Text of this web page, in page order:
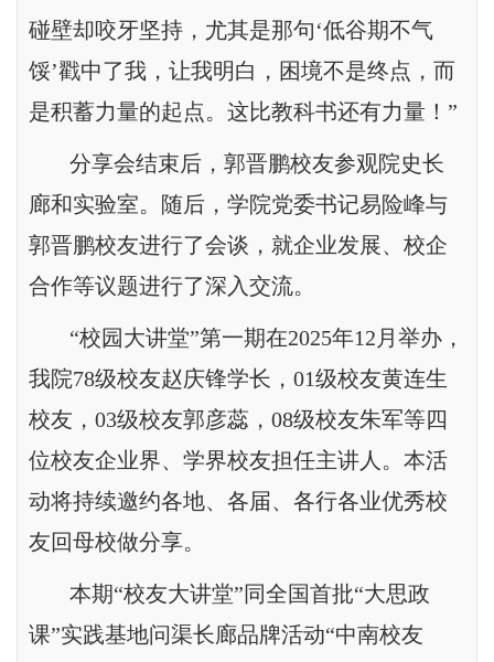
碰壁却咬牙坚持，尤其是那句‘低谷期不气
馁’戳中了我，让我明白，困境不是终点，而
是积蓄力量的起点。这比教科书还有力量！”
分享会结束后，郭晋鹏校友参观院史长
廊和实验室。随后，学院党委书记易险峰与
郭晋鹏校友进行了会谈，就企业发展、校企
合作等议题进行了深入交流。
“校园大讲堂”第一期在2025年12月举办，
我院78级校友赵庆锋学长，01级校友黄连生
校友，03级校友郭彦蕊，08级校友朱军等四
位校友企业界、学界校友担任主讲人。本活
动将持续邀约各地、各届、各行各业优秀校
友回母校做分享。
本期“校友大讲堂”同全国首批“大思政
课”实践基地问渠长廊品牌活动“中南校友